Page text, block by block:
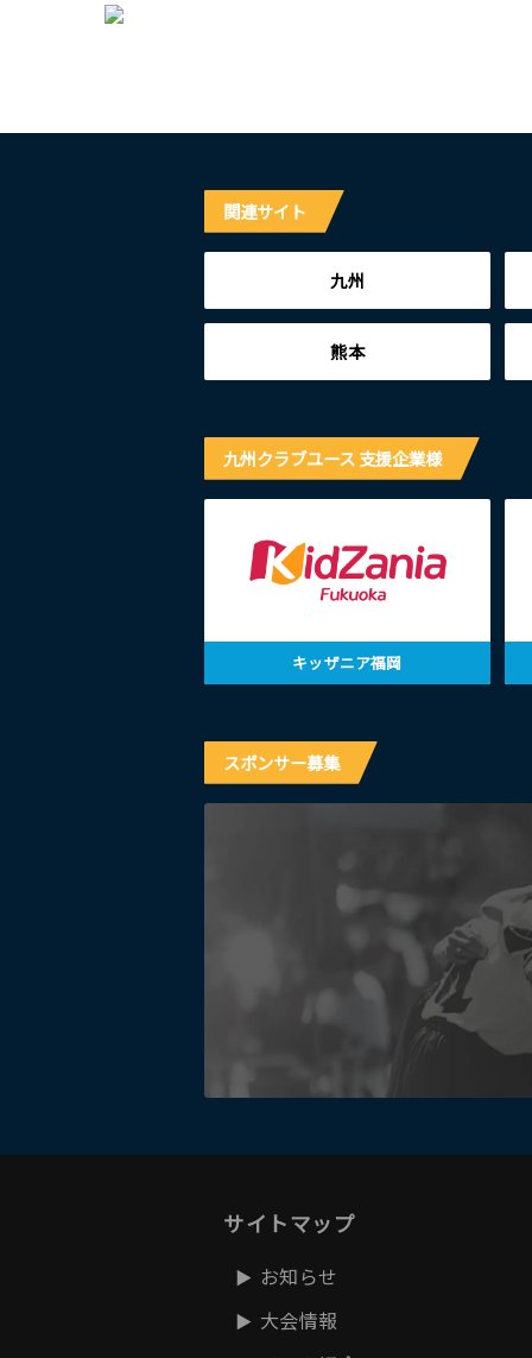
関連サイト
九州
熊本
九州クラブユース 支援企業様
キッザニア福岡
スポンサー募集
サイトマップ
お知らせ
大会情報